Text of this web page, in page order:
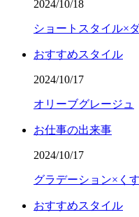
2024/10/18
ショートスタイル×
おすすめスタイル
2024/10/17
オリーブグレージュ
お仕事の出来事
2024/10/17
グラデーション×く
おすすめスタイル